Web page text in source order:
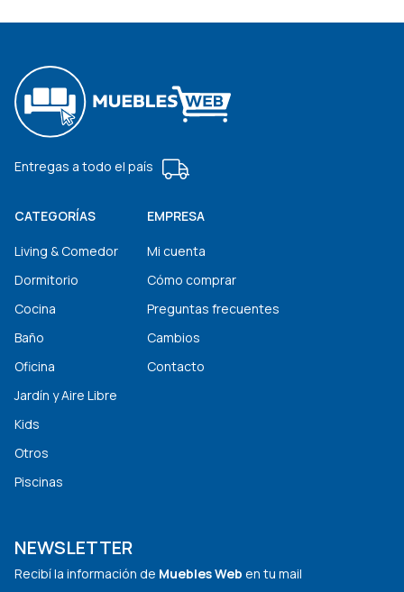
Entregas a todo el país
CATEGORÍAS
Living & Comedor
Dormitorio
Cocina
Baño
Oficina
Jardín y Aire Libre
Kids
Otros
Piscinas
EMPRESA
Mi cuenta
Cómo comprar
Preguntas frecuentes
Cambios
Contacto
NEWSLETTER
Recibí la información de Muebles Web en tu mail